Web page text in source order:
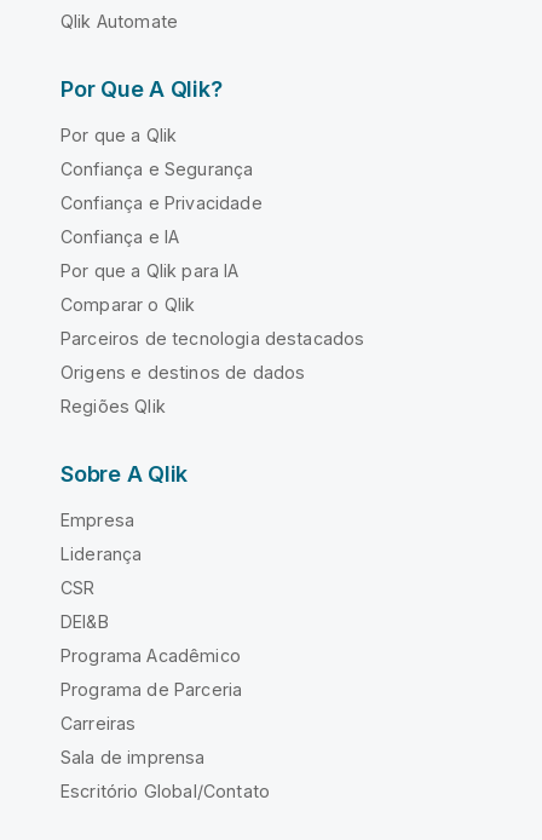
Qlik Automate
Por Que A Qlik?
Por que a Qlik
Confiança e Segurança
Confiança e Privacidade
Confiança e IA
Por que a Qlik para IA
Comparar o Qlik
Parceiros de tecnologia destacados
Origens e destinos de dados
Regiões Qlik
Sobre A Qlik
Empresa
Liderança
CSR
DEI&B
Programa Acadêmico
Programa de Parceria
Carreiras
Sala de imprensa
Escritório Global/Contato